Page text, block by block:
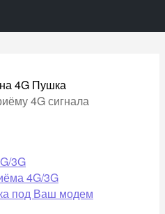
4G Пушка
4G сигнала
3G
4G/3G
под Ваш модем